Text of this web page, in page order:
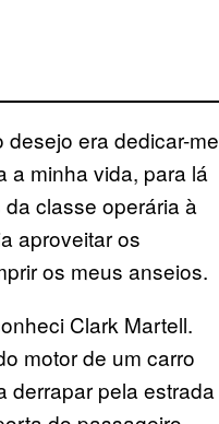
era dedicar-me
a minha vida, para lá
classe operária à
aproveitar os
os meus anseios.
Clark Martell.
motor de um carro
derrapar pela estrada